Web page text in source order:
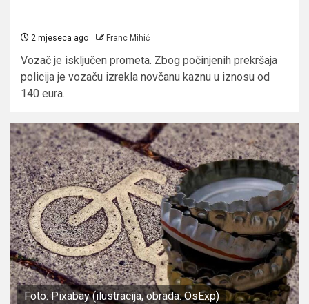
2 mjeseca ago Franc Mihić
Vozač je isključen prometa. Zbog počinjenih prekršaja
policija je vozaču izrekla novčanu kaznu u iznosu od
140 eura.
Foto: Pixabay (ilustracija, obrada: OsExp)